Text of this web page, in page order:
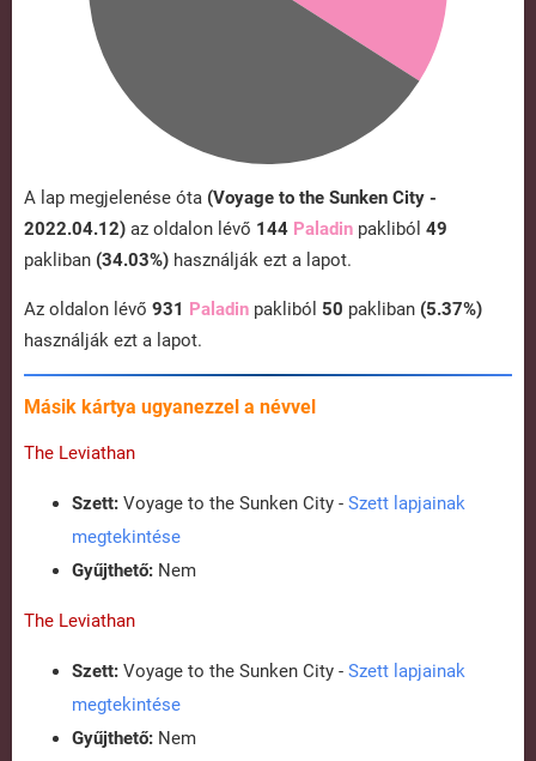
A lap megjelenése óta (Voyage to the Sunken City -
2022.04.12) az oldalon lévő 144 Paladin pakliból 49
pakliban (34.03%) használják ezt a lapot.
Az oldalon lévő 931 Paladin pakliból 50 pakliban (5.37%)
használják ezt a lapot.
Másik kártya ugyanezzel a névvel
The Leviathan
Szett: Voyage to the Sunken City - Szett lapjainak
megtekintése
Gyűjthető: Nem
The Leviathan
Szett: Voyage to the Sunken City - Szett lapjainak
megtekintése
Gyűjthető: Nem